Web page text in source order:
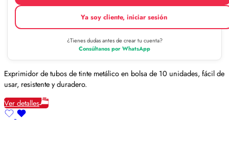
Ya soy cliente, iniciar sesión
¿Tienes dudas antes de crear tu cuenta?
Consúltanos por WhatsApp
Exprimidor de tubos de tinte metálico en bolsa de 10 unidades, fácil de
usar, resistente y duradero.
Ver detalles